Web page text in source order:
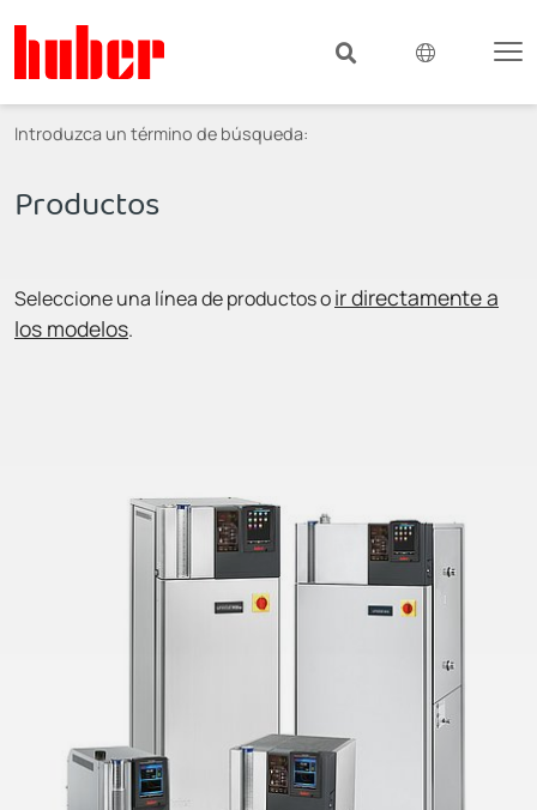
Introduzca un término de búsqueda:
Productos
Seleccione una línea de productos oir directamente a
los modelos.